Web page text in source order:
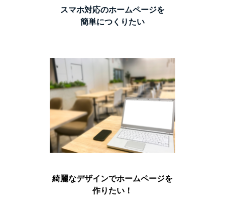
スマホ対応のホームページを
簡単につくりたい
綺麗なデザインでホームページを
作りたい！